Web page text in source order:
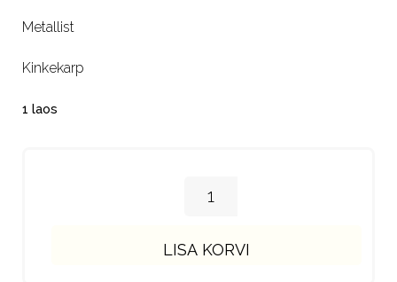
Metallist
Kinkekarp
1 laos
LISA KORVI